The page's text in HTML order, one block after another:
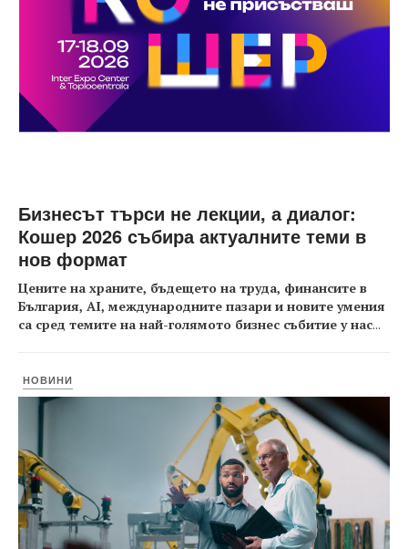
Бизнесът търси не лекции, а диалог:
Кошер 2026 събира актуалните теми в
нов формат
Цените на храните, бъдещето на труда, финансите в
България, AI, международните пазари и новите умения
са сред темите на най-голямото бизнес събитие у нас...
НОВИНИ